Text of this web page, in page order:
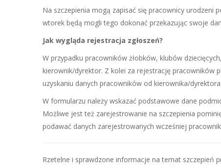
Na szczepienia mogą zapisać się pracownicy urodzeni
wtorek będą mogli tego dokonać przekazując swoje
Jak wygląda rejestracja zgłoszeń?
W przypadku pracowników żłobków, klubów
kierownik/dyrektor. Z kolei za rejestrację pracowników
uzyskaniu danych pracowników od kierownika/
W formularzu należy wskazać podstawowe dane
Możliwe jest też zarejestrowanie na szczepienia
podawać danych zarejestrowanych wcześniej
Rzetelne i sprawdzone informacje na temat szczepień